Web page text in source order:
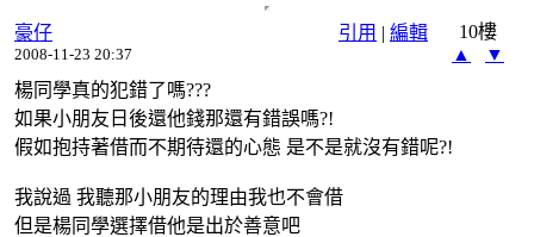
引用 | 編輯
豪仔
2008-11-23 20:37
10樓
▲
▼
楊同學真的犯錯了嗎???
如果小朋友日後還他錢那還有錯誤嗎?!
假如抱持著借而不期待還的心態 是不是就沒有錯呢?!
我說過 我聽那小朋友的理由我也不會借
但是楊同學選擇借他是出於善意吧